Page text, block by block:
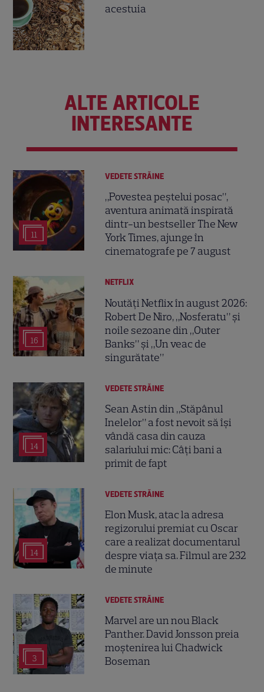
acestuia
ALTE ARTICOLE
INTERESANTE
11
VEDETE STRĂINE
„Povestea peștelui posac”,
aventura animată inspirată
dintr-un bestseller The New
York Times, ajunge în
cinematografe pe 7 august
16
NETFLIX
Noutăți Netflix în august 2026:
Robert De Niro, „Nosferatu” și
noile sezoane din „Outer
Banks” și „Un veac de
singurătate”
14
VEDETE STRĂINE
Sean Astin din „Stăpânul
Inelelor” a fost nevoit să își
vândă casa din cauza
salariului mic: Câți bani a
primit de fapt
14
VEDETE STRĂINE
Elon Musk, atac la adresa
regizorului premiat cu Oscar
care a realizat documentarul
despre viața sa. Filmul are 232
de minute
3
VEDETE STRĂINE
Marvel are un nou Black
Panther. David Jonsson preia
moștenirea lui Chadwick
Boseman